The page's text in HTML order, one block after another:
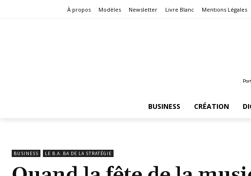
À propos Modèles Newsletter Livre Blanc Mentions Légales
BUSINESS CRÉATION
BUSINESS LE B.A. BA DE LA STRATÉGIE